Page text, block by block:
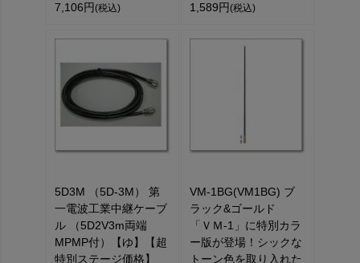
7,106円 (税込) 1,589円 (税込)
5D3M （5D-3M） 第
一電波工業中継ケーブ
ル （5D2V3m両端
MPMP付）【ゆ】【超
特別ステージ価格】
VM-1BG(VM1BG) ブ
ラック&ゴールド
「ＶＭ-1」に特別カラ
ー版が登場！シックな
トーン色を取り入れた